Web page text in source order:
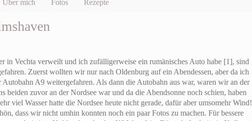
Über mich Fotos Rezepte
in Vechta verweilt und ich zufälligerweise ein rumänisches Auto habe [1], sind
Zuerst wollten wir nur nach Oldenburg auf ein Abendessen, aber da ich
A9 weitergefahren. Als dann die Autobahn aus war, waren wir an der
beiden zuvor an der Nordsee war und da die Abendsonne noch schien, haben
viel Wasser hatte die Nordsee heute nicht gerade, dafür aber umsomehr Wind!
dass wir nicht umhin konnten noch ein paar Fotos zu machen. Für bessere